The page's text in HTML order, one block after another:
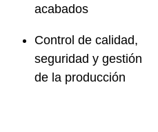
acabados
Control de calidad,
seguridad y gestión
de la producción